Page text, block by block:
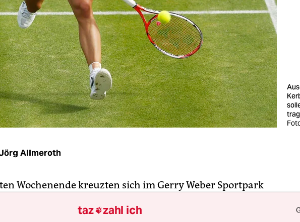
Allmeroth
Wochenende kreuzten sich im Gerry Weber Sportpark
Superstar absolvierte seine ersten Trockenübungen auf
taz zahl ich